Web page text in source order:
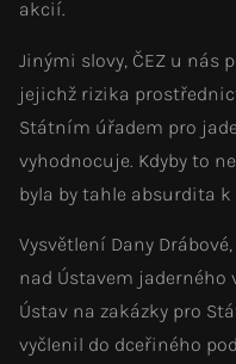
akcií.
Jinými slovy, ČEZ u nás
jejichž rizika
Státním úřadem pro
vyhodnocuje. Kdyby to
byla by tahle absurdita k
Vysvětlení Dany
nad Ústavem jaderného
Ústav na zakázky pro
vyčlenil do dceřiného